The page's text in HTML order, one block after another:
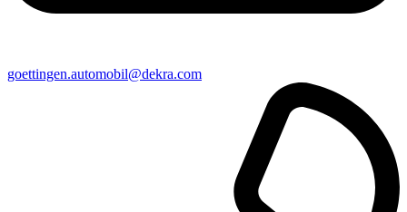
goettingen​.automobil@​dekra.com